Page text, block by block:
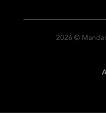
2026 ©